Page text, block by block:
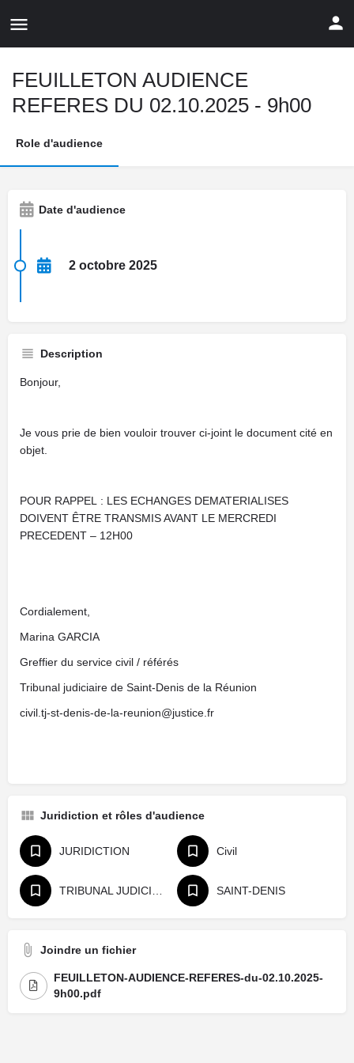
FEUILLETON AUDIENCE
REFERES DU 02.10.2025 - 9h00
Role d'audience
Date d'audience
2 octobre 2025
Description
Bonjour,
Je vous prie de bien vouloir trouver ci-joint le document cité en
objet.
POUR RAPPEL : LES ECHANGES DEMATERIALISES
DOIVENT ÊTRE TRANSMIS AVANT LE MERCREDI
PRECEDENT – 12H00
Cordialement,
Marina GARCIA
Greffier du service civil / référés
Tribunal judiciaire de Saint-Denis de la Réunion
civil.tj-st-denis-de-la-reunion@justice.fr
Juridiction et rôles d'audience
JURIDICTION Civil
SAINT-DENIS
Joindre un fichier
FEUILLETON-AUDIENCE-REFERES-du-02.10.2025-
9h00.pdf